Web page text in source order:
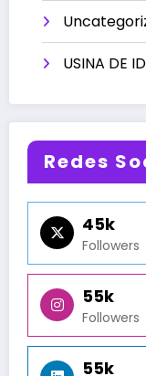
USINA DE
Redes
45k
Followers
55k
Followers
55k